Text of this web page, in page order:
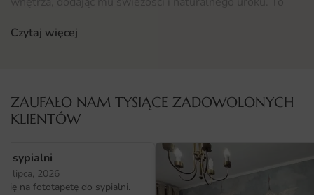
codziennego życia, bez konieczności wychodzenia z domu.
w wielu aranżacjach wnętrz. Szczególnie polecana jest do
kuchni, gdzie doda świeżości i lekkości, tworząc przyjemną
atmosferę podczas gotowania i spożywania posiłków.
Można ją również umieścić w jadalni, salonie czy sypialni,
wprowadzając do tych przestrzeni odrobinę natury.
Czytaj więcej
ZAUFAŁO NAM TYSIĄCE ZADOWOLONYCH
KLIENTÓW
sypialni
lipca, 2026
się na fototapetę do sypialni.